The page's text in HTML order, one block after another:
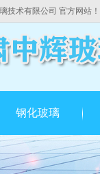
技术有限公司 官方网站！
钢化玻璃